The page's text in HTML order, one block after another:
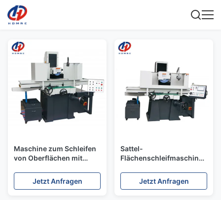
Maschine zum Schleifen
von Oberflächen mit
5025AHR/AHD/MSI
Programmsteuerung
Jetzt Anfragen
Sattel-
Flächenschleifmaschine
Programmsteuerung
Sattel bewegliche
Jetzt Anfragen